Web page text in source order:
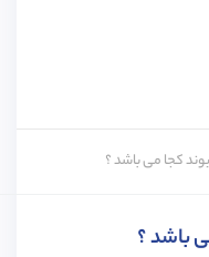
کجا می باشد ؟
باشد ؟